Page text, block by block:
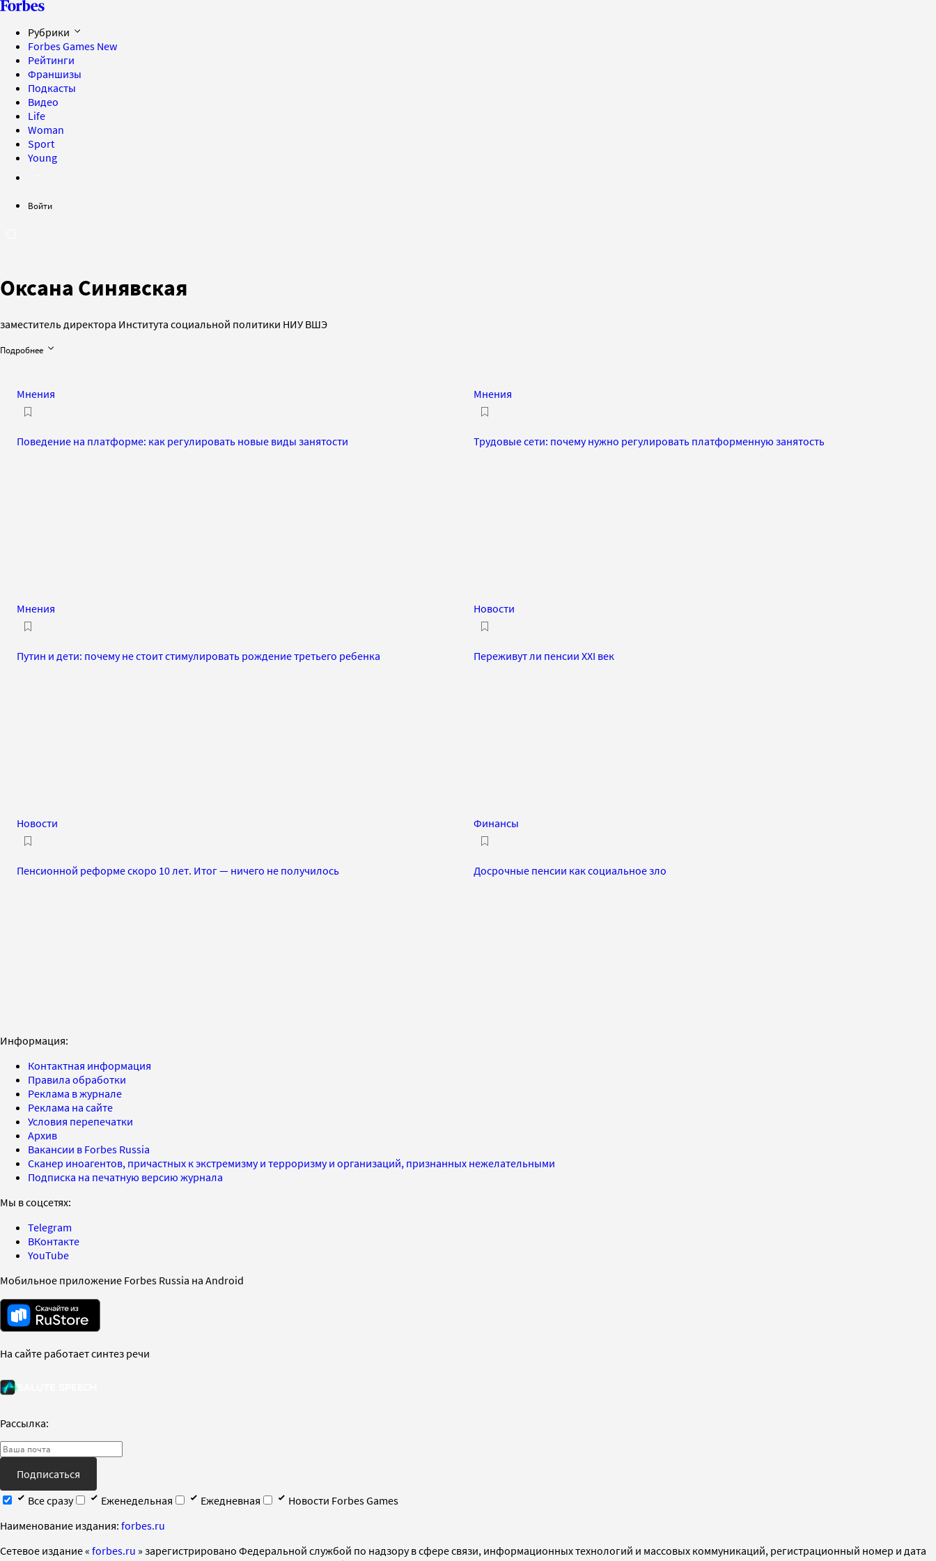
Рубрики
Forbes Games New
Рейтинги
Франшизы
Подкасты
Видео
Life
Woman
Sport
Young
Войти
Оксана Синявская
заместитель директора Института социальной политики НИУ ВШЭ
Подробнее
Мнения
Поведение на платформе: как регулировать новые виды занятости
Мнения
Трудовые сети: почему нужно регулировать платформенную занятость
Мнения
Путин и дети: почему не стоит стимулировать рождение третьего ребенка
Новости
Переживут ли пенсии XXI век
Новости
Пенсионной реформе скоро 10 лет. Итог — ничего не получилось
Финансы
Досрочные пенсии как социальное зло
Информация:
Контактная информация
Правила обработки
Реклама в журнале
Реклама на сайте
Условия перепечатки
Архив
Вакансии в Forbes Russia
Сканер иноагентов, причастных к экстремизму и терроризму и организаций, признанных нежелательными
Подписка на печатную версию журнала
Мы в соцсетях:
Telegram
ВКонтакте
YouTube
Мобильное приложение Forbes Russia на Android
На сайте работает синтез речи
Рассылка:
Подписаться
Все сразу
Еженедельная Ежедневная
Новости Forbes Games
Наименование издания: forbes.ru
Cетевое издание « forbes.ru » зарегистрировано Федеральной службой по надзору в сфере связи, информационных технологий и массовых коммуникаций, регистрационный номер и дата